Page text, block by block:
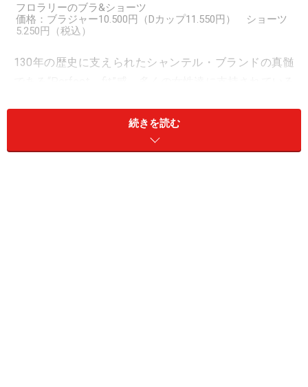
フロラリーのブラ&ショーツ
価格：ブラジャー10.500円（Dカップ11.550円） ショーツ
5.250円（税込）
130年の歴史に支えられたシャンテル・ブランドの真髄
このフィッティング感を「味覚」「視覚」「聴覚」「臭
覚」「触覚」という誰にでもわかりやすい、人間が本来
続きを読む